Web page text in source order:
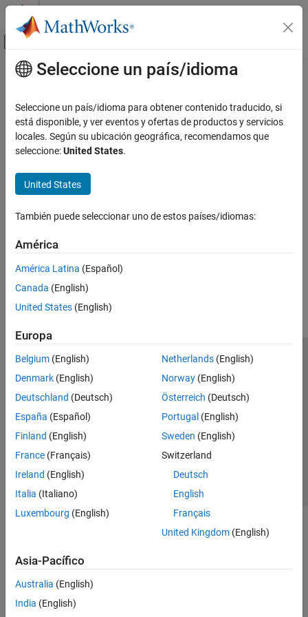
Saltar al contenido
Mostrar/ocultar menú de navegación
Inicio de Documentación
Categoría
Database Toolbox
Simulink Report Generator
Generator
Generate Standard Reports
Examples
Tool Qualification and Certification
Contenido principal
How useful was this information?
Seleccione un país/idioma
Seleccione un país/idioma para obtener contenido traducido, si
está disponible, y ver eventos y ofertas de productos y servicios
locales. Según su ubicación geográfica, recomendamos que
seleccione:United States.
United States
También puede seleccionar uno de estos países/idiomas:
América
América Latina (Español)
Canada (English)
United States (English)
Europa
Belgium (English)
Denmark (English)
Deutschland (Deutsch)
España (Español)
Finland (English)
France (Français)
Ireland (English)
Italia (Italiano)
Luxembourg (English)
Netherlands(English)
Norway(English)
Österreich (Deutsch)
Portugal (English)
Sweden (English)
Switzerland
Deutsch
English
Français
United Kingdom(English)
Asia-Pacífico
Australia (English)
India (English)
Centro de confianza
Marcas comerciales
Política de privacidad
Antipiratería
Estado de las aplicaciones
Información de contacto
© 1994-2026 The MathWorks, Inc.